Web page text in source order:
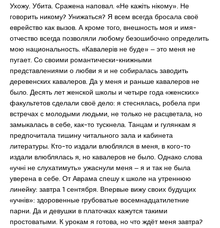
Ухожу. Убита. Сражена наповал. «Не кажіть нікому». Не
говорить никому? Унижаться? Я всем всегда бросала своё
еврейство как вызов. А кроме того, внешность моя и имя-
отчество всегда позволяли любому безошибочно определить
мою национальность. «Кавалерів не буде» ‒ это меня не
пугает. Со своими романтически-книжными
представлениями о любви я и не собиралась заводить
деревенских кавалеров. Да у меня и раньше кавалеров не
было. Десять лет женской школы и четыре года «женских»
факультетов сделали своё дело: я стеснялась, робела при
встречах с молодыми людьми, не только не расцветала, но
замыкалась в себе, как-то тускнела. Танцам и гулянкам я
предпочитала тишину читального зала и кабинета
литературы. Кто-то издали влюблялся в меня, в кого-то
издали влюблялась я, но кавалеров не было. Однако слова
«учні не слухатимуть» ужаснули меня ‒ я и так не была
уверена в себе. От Аврама спешу к школе на утреннюю
линейку: завтра 1 сентября. Впервые вижу своих будущих
«учнів»: здоровенные грубоватые восемнадцатилетние
парни. Да и девушки в платочках кажутся такими
простоватыми. К урокам я готова, но что ждёт меня завтра?